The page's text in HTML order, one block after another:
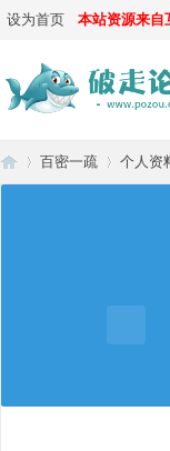
设为首页 本站资源来自
百密一疏 个人资